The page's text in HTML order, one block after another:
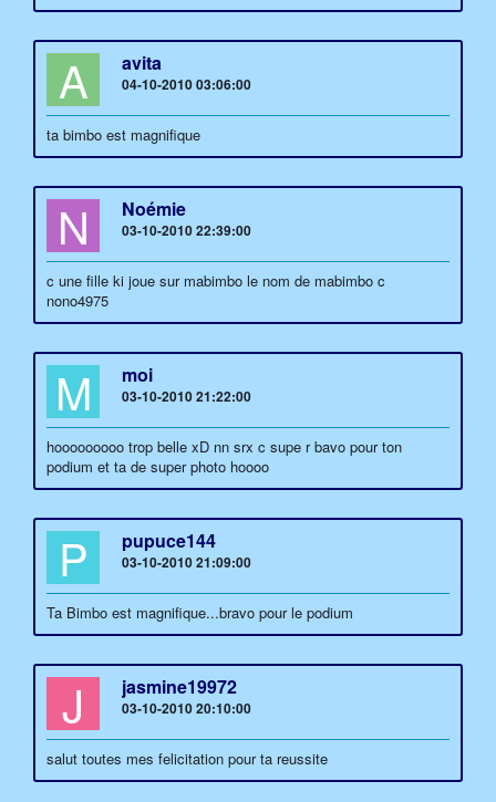
A avita
04-10-2010 03:06:00
ta bimbo est magnifique
N Noémie
03-10-2010 22:39:00
c une fille ki joue sur mabimbo le nom de mabimbo c
nono4975
M moi
03-10-2010 21:22:00
hooooooooo trop belle xD nn srx c supe r bavo pour ton
podium et ta de super photo hoooo
P pupuce144
03-10-2010 21:09:00
Ta Bimbo est magnifique...bravo pour le podium
J jasmine19972
03-10-2010 20:10:00
salut toutes mes felicitation pour ta reussite